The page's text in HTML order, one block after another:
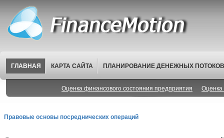
ГЛАВНАЯ КАРТА САЙТА ПЛАНИРОВАНИЕ ДЕНЕЖНЫХ ПОТОКОВ
Оценка финансового состояния предприятия Оценка
Правовые основы посреднических операций